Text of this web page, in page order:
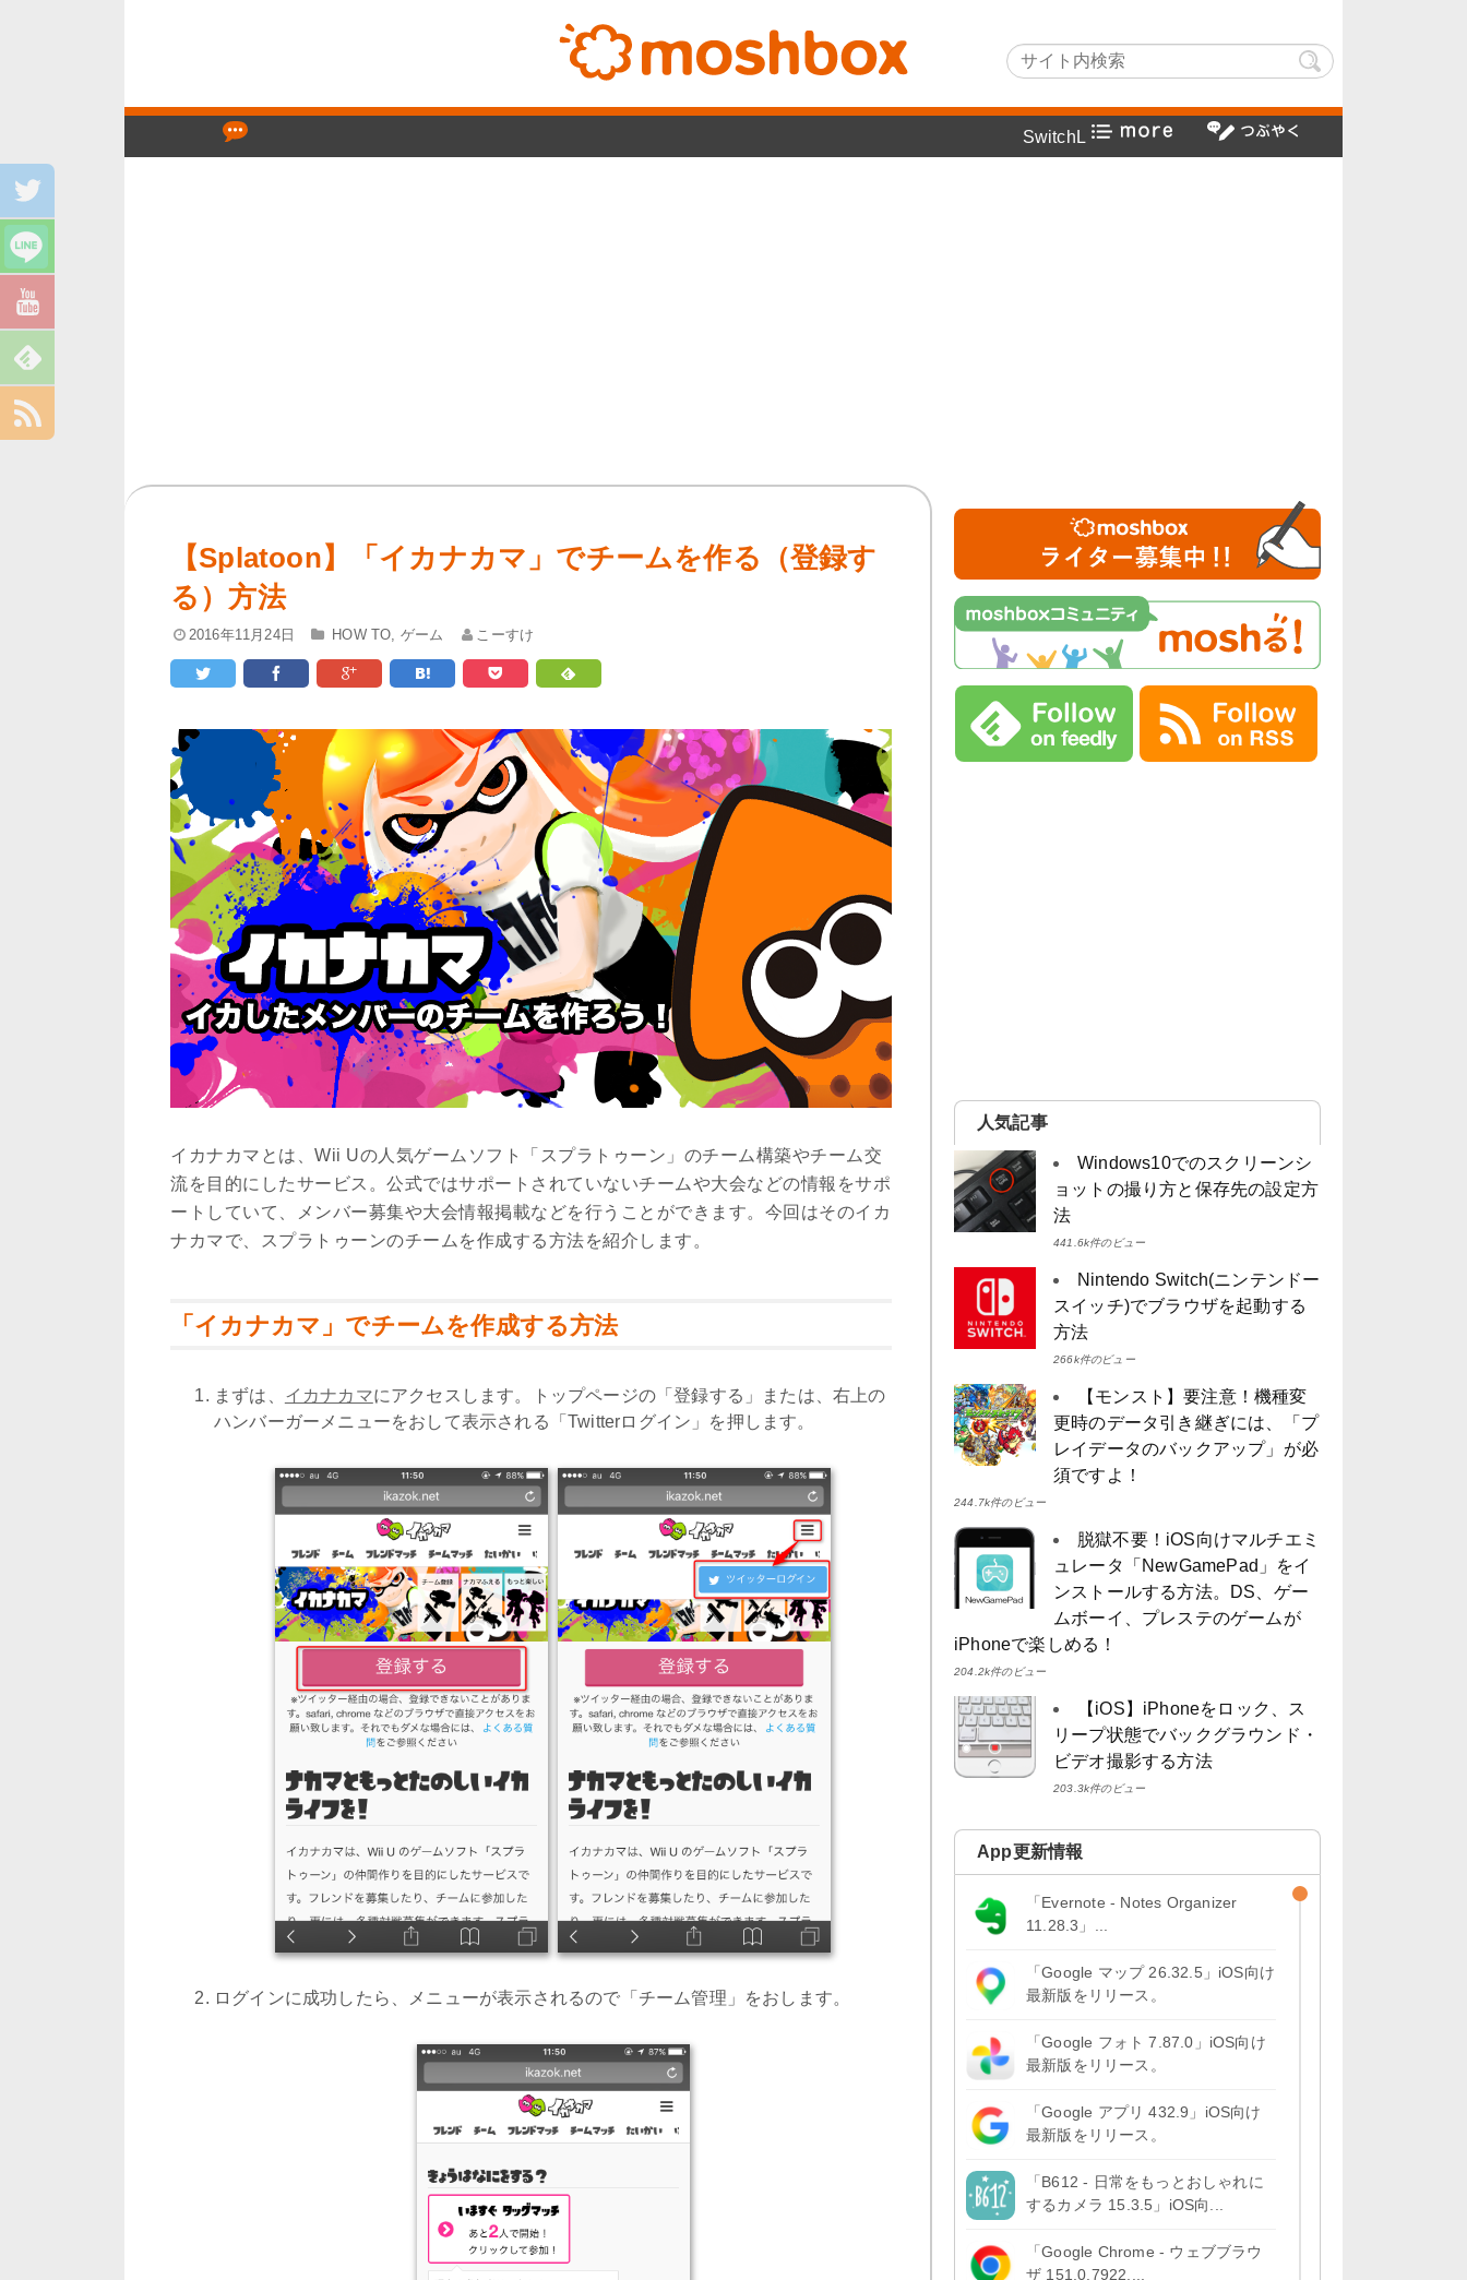
SwitchLightでヤフー検索方法
【Splatoon】「イカナカマ」でチームを作る（登録す
る）方法
2016年11月24日 HOW TO, ゲーム こーすけ
イカナカマとは、Wii Uの人気ゲームソフト「スプラトゥーン」のチーム構築やチーム交
流を目的にしたサービス。公式ではサポートされていないチームや大会などの情報をサポ
ートしていて、メンバー募集や大会情報掲載などを行うことができます。今回はそのイカ
ナカマで、スプラトゥーンのチームを作成する方法を紹介します。
「イカナカマ」でチームを作成する方法
まずは、 イカナカマにアクセスします。トップページの「登録する」または、右上の
ハンバーガーメニューをおして表示される「Twitterログイン」を押します。
ログインに成功したら、メニューが表示されるので「チーム管理」をおします。
人気記事
Windows10でのスクリーンシ
ョットの撮り方と保存先の設定方
法
441.6k件のビュー
Nintendo Switch(ニンテンドー
スイッチ)でブラウザを起動する
方法
266k件のビュー
【モンスト】要注意！機種変
更時のデータ引き継ぎには、「プ
レイデータのバックアップ」が必
須ですよ！
244.7k件のビュー
脱獄不要！iOS向けマルチエミ
ュレータ「NewGamePad」をイ
ンストールする方法。DS、ゲー
ムボーイ、プレステのゲームが
iPhoneで楽しめる！
204.2k件のビュー
【iOS】iPhoneをロック、ス
リープ状態でバックグラウンド・
ビデオ撮影する方法
203.3k件のビュー
App更新情報
「Evernote - Notes Organizer
11.28.3」...
「Google マップ 26.32.5」iOS向け
最新版をリリース。
「Google フォト 7.87.0」iOS向け
最新版をリリース。
「Google アプリ 432.9」iOS向け
最新版をリリース。
「B612 - 日常をもっとおしゃれに
するカメラ 15.3.5」iOS向...
「Google Chrome - ウェブブラウ
ザ 151.0.7922....